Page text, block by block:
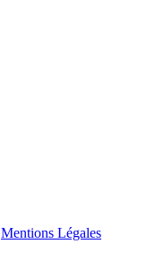
Mentions Légales